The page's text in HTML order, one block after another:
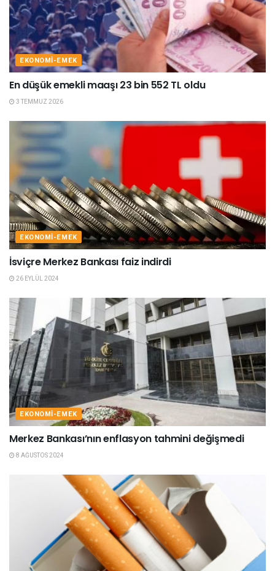
EKONOMI-EMEK
En düşük emekli maaşı 23 bin 552 TL oldu
3 TEMMUZ 2026
EKONOMI-EMEK
İsviçre Merkez Bankası faiz indirdi
26 EYLÜL 2024
EKONOMI-EMEK
Merkez Bankası’nın enflasyon tahmini değişmedi
8 AĞUSTOS 2024